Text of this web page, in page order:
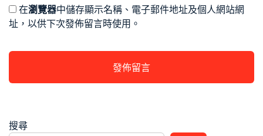
在瀏覽器中儲存顯示名稱、電子郵件地址及個人網站網
址，以供下次發佈留言時使用。
搜尋